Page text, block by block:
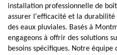
installation professionnelle de
assurer l'efficacité et la durabilité
des eaux pluviales. Basés à
engageons à offrir des solutions
besoins spécifiques. Notre équipe